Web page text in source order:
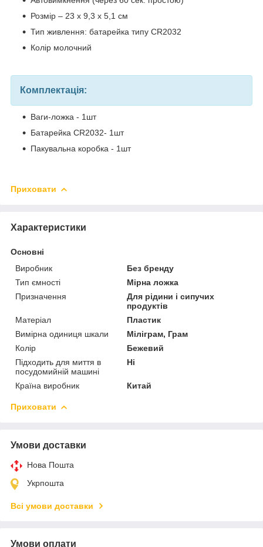
Розмір – 23 х 9,3 х 5,1 см
Тип живлення: батарейка типу CR2032
Колір молочний
Комплектація:
Ваги-ложка - 1шт
Батарейка CR2032- 1шт
Пакувальна коробка - 1шт
Приховати
Характеристики
Основні
Виробник
Без бренду
Тип ємності
Мірна ложка
Призначення
Для рідини і сипучих
продуктів
Матеріал
Пластик
Вимірна одиниця шкали
Міліграм, Грам
Колір
Бежевий
Підходить для миття в
посудомийній машині
Ні
Країна виробник Китай
Приховати
Умови доставки
Нова Пошта
Укрпошта
Всі умови доставки
Умови оплати